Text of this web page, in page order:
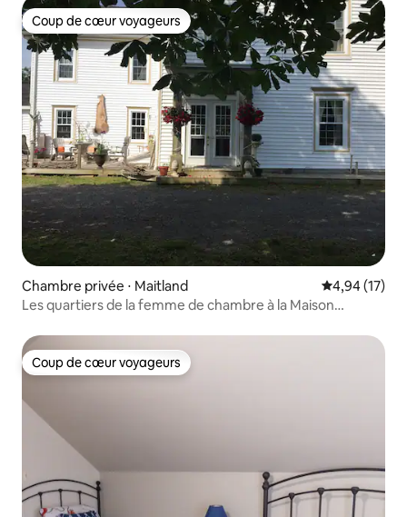
Coup de cœur voyageurs
Coup de cœur voyageurs
Chambre privée ⋅ Maitland Évaluation
4,94 (17)
Les quartiers de la femme de chambre à la Maison
Coup de cœur voyageurs
Coup de cœur voyageurs